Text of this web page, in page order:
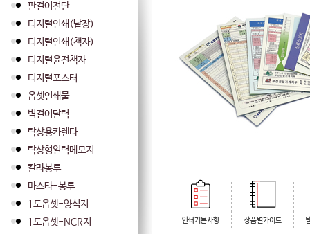
판걸이전단
디지털인쇄(낱장)
디지털인쇄(책자)
디지털윤전책자
디지털포스터
옵셋인쇄물
벽걸이달력
탁상용카렌다
탁상형일력메모지
칼라봉투
마스타-봉투
1도옵셋-양식지
1도옵셋-NCR지